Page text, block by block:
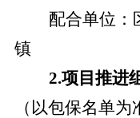
配合单位：
镇
2.项目推进
（以包保名单为